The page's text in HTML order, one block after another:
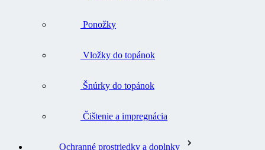
Ponožky
Vložky do topánok
Šnúrky do topánok
Čištenie a impregnácia
Ochranné prostriedky a doplnky